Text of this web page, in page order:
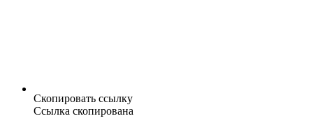
Скопировать ссылку
Ссылка скопирована